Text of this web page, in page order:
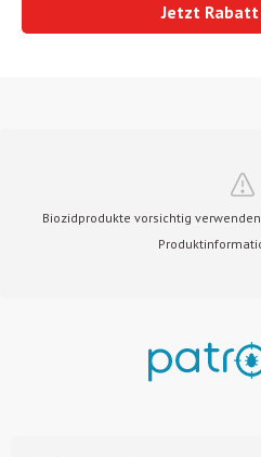
Jetzt
Biozidprodukte vorsichtig